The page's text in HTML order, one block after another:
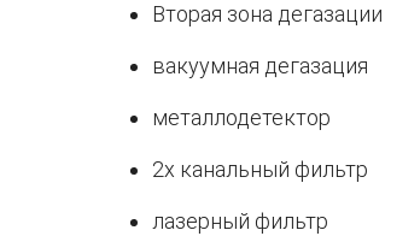
Вторая зона дегазации
вакуумная дегазация
металлодетектор
2х канальный фильтр
лазерный фильтр